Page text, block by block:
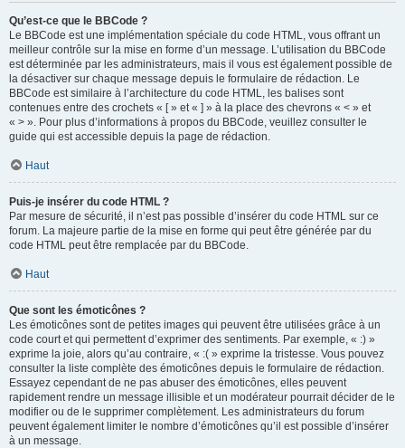
Qu’est-ce que le BBCode ?
Le BBCode est une implémentation spéciale du code HTML, vous offrant un
meilleur contrôle sur la mise en forme d’un message. L’utilisation du BBCode
est déterminée par les administrateurs, mais il vous est également possible de
la désactiver sur chaque message depuis le formulaire de rédaction. Le
BBCode est similaire à l’architecture du code HTML, les balises sont
contenues entre des crochets « [ » et « ] » à la place des chevrons « < » et
« > ». Pour plus d’informations à propos du BBCode, veuillez consulter le
guide qui est accessible depuis la page de rédaction.
Haut
Puis-je insérer du code HTML ?
Par mesure de sécurité, il n’est pas possible d’insérer du code HTML sur ce
forum. La majeure partie de la mise en forme qui peut être générée par du
code HTML peut être remplacée par du BBCode.
Haut
Que sont les émoticônes ?
Les émoticônes sont de petites images qui peuvent être utilisées grâce à un
code court et qui permettent d’exprimer des sentiments. Par exemple, « :) »
exprime la joie, alors qu’au contraire, « :( » exprime la tristesse. Vous pouvez
consulter la liste complète des émoticônes depuis le formulaire de rédaction.
Essayez cependant de ne pas abuser des émoticônes, elles peuvent
rapidement rendre un message illisible et un modérateur pourrait décider de le
modifier ou de le supprimer complètement. Les administrateurs du forum
peuvent également limiter le nombre d’émoticônes qu’il est possible d’insérer
à un message.